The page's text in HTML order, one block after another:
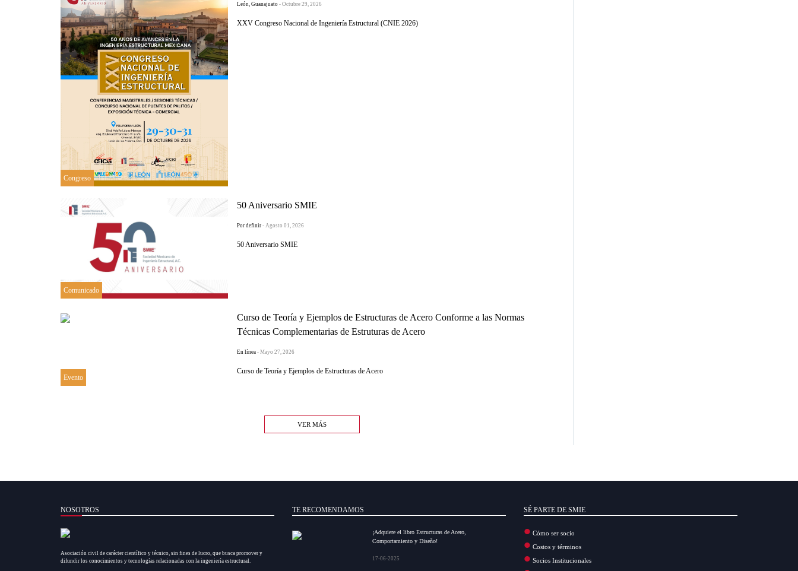
Congreso
León, Guanajuato - Octubre 29, 2026
XXV Congreso Nacional de Ingeniería Estructural (CNIE 2026)
Comunicado
50 Aniversario SMIE
Por definir - Agosto 01, 2026
50 Aniversario SMIE
Evento
Curso de Teoría y Ejemplos de Estructuras de Acero Conforme a las Normas
Técnicas Complementarias de Estruturas de Acero
En línea - Mayo 27, 2026
Curso de Teoría y Ejemplos de Estructuras de Acero
VER MÁS
NOSOTROS
Asociación civil de carácter científico y técnico, sin fines de lucro, que busca promover y
difundir los conocimientos y tecnologías relacionadas con la ingeniería estructural.
TE RECOMENDAMOS
¡Adquiere el libro Estructuras de Acero,
Comportamiento y Diseño!
17-06-2025
SÉ PARTE DE SMIE
Cómo ser socio
Costos y términos
Socios Institucionales